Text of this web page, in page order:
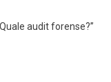
audit forense?”